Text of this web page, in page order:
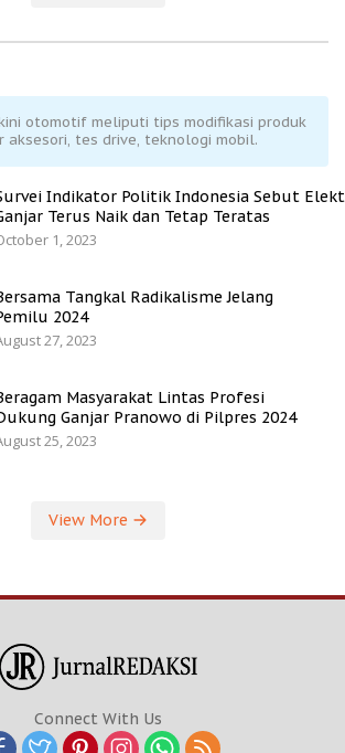
otomotif meliputi tips modifikasi produk
aksesori, tes drive, teknologi mobil.
Indikator Politik Indonesia Sebut
Terus Naik dan Tetap Teratas
1, 2023
Tangkal Radikalisme Jelang
2024
27, 2023
Masyarakat Lintas Profesi
Ganjar Pranowo di Pilpres 2024
25, 2023
View More
Connect With Us